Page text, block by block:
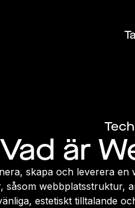
Vad är
skapa och leverera
webbplatsstruktur,
estetiskt tilltalande